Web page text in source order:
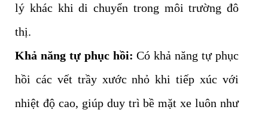
lý khác khi di chuyển trong môi trường đô
thị.
Khả năng tự phục hồi: Có khả năng tự phục
hồi các vết trầy xước nhỏ khi tiếp xúc với
nhiệt độ cao, giúp duy trì bề mặt xe luôn như